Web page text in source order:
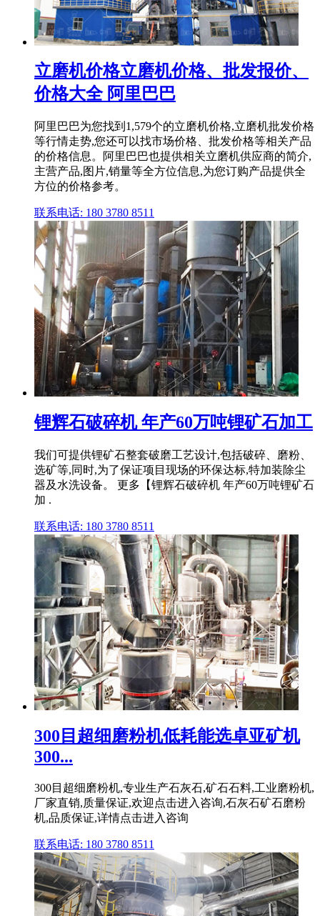
立磨机价格立磨机价格、批发报价、
价格大全 阿里巴巴
阿里巴巴为您找到1,579个的立磨机价格,立磨机批发价格
等行情走势,您还可以找市场价格、批发价格等相关产品
的价格信息。阿里巴巴也提供相关立磨机供应商的简介,
主营产品,图片,销量等全方位信息,为您订购产品提供全
方位的价格参考。
联系电话: 180 3780 8511
锂辉石破碎机 年产60万吨锂矿石加工
我们可提供锂矿石整套破磨工艺设计,包括破碎、磨粉、
选矿等,同时,为了保证项目现场的环保达标,特加装除尘
器及水洗设备。 更多【锂辉石破碎机 年产60万吨锂矿石
加 .
联系电话: 180 3780 8511
300目超细磨粉机低耗能选卓亚矿机
300...
300目超细磨粉机,专业生产石灰石,矿石石料,工业磨粉机,
厂家直销,质量保证,欢迎点击进入咨询,石灰石矿石磨粉
机,品质保证,详情点击进入咨询
联系电话: 180 3780 8511